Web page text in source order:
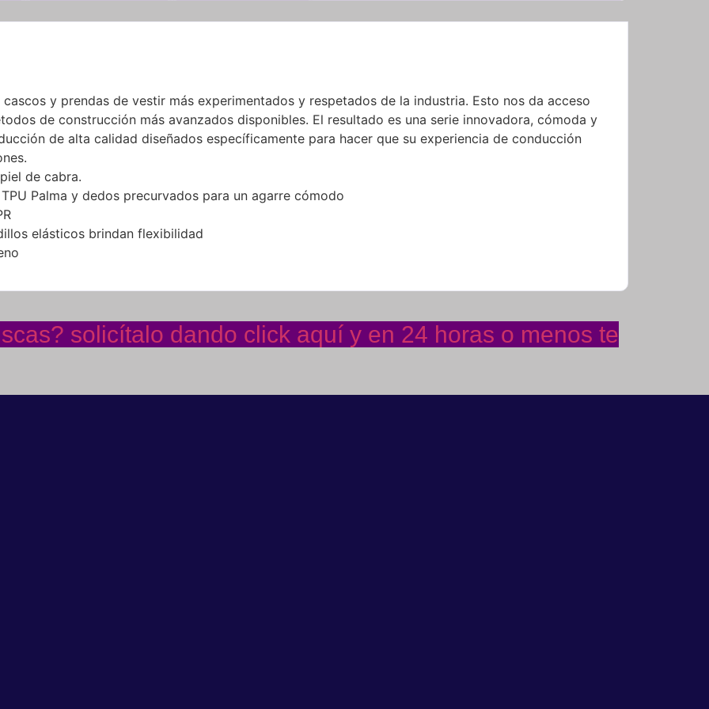
cascos y prendas de vestir más experimentados y respetados de la industria. Esto nos da acceso
de construcción más avanzados disponibles. El resultado es una serie innovadora, cómoda y
de alta calidad diseñados específicamente para hacer que su experiencia de conducción
de cabra.
Palma y dedos precurvados para un agarre cómodo
elásticos brindan flexibilidad
solicítalo dando click aquí y en 24 horas o menos te